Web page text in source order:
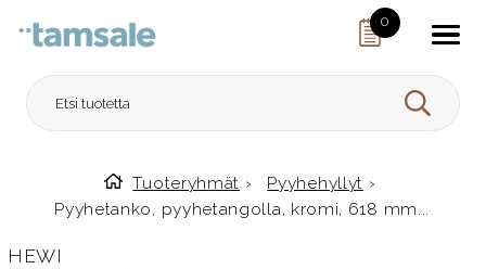
0
HAE
Etusivulle
Tuoteryhmät › Pyyhehyllyt ›
Pyyhetanko, pyyhetangolla, kromi, 618 mm...
HEWI